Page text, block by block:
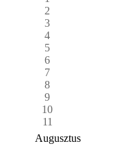
2
3
4
5
6
7
8
9
10
11
Augusztus